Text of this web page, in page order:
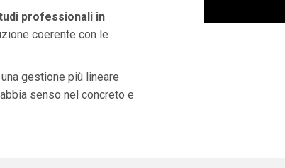
professionali in
coerente con le
gestione più lineare
senso nel concreto e